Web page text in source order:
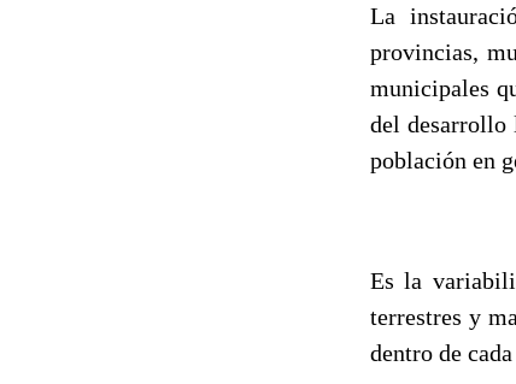
La
provincias,
municipales
del desarrollo
población en
Es la
terrestres y
dentro de